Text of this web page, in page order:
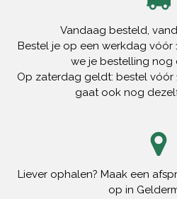
Vandaag besteld,
Bestel je op een werkdag vóór
we je bestelling nog
Op zaterdag geldt: bestel vóór
gaat ook nog
Liever ophalen? Maak een
op in